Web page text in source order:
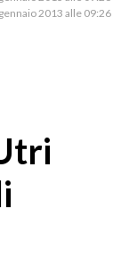
2013 alle 09:26